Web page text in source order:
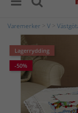
Varemerker V
Lagerrydding
-50%